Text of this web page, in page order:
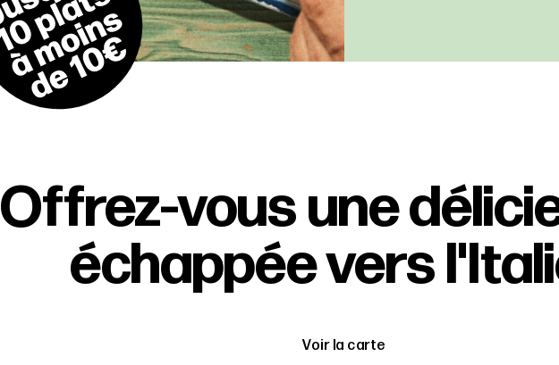
Offrez-vous une
échappée vers
Voir la carte